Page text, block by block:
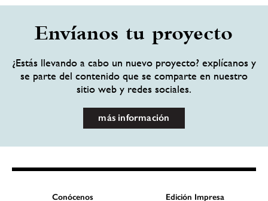
Envíanos tu proyecto
¿Estás llevando a cabo un nuevo proyecto? explícanos y
se parte del contenido que se comparte en nuestro
sitio web y redes sociales.
más información
Conócenos Edición Impresa